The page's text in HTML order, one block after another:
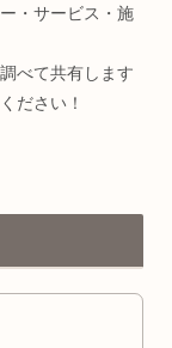
・サービス・施
べて共有します
ださい！